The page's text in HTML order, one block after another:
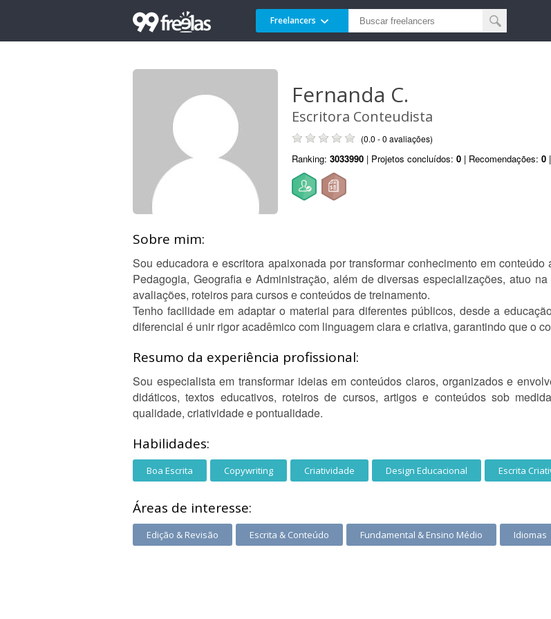
Freelancers
Fernanda C.
Escritora Conteudista
(0.0 - 0 avaliações)
Ranking: 3033990 | Projetos concluídos: 0 | Recomendações: 0
Sobre mim:
Sou educadora e escritora apaixonada por transformar conhecimento em
Pedagogia, Geografia e Administração, além de diversas especializações, atuo
avaliações, roteiros para cursos e conteúdos de treinamento.
Tenho facilidade em adaptar o material para diferentes públicos, desde a
diferencial é unir rigor acadêmico com linguagem clara e criativa, garantindo que o
Resumo da experiência profissional:
Sou especialista em transformar ideias em conteúdos claros, organizados e
didáticos, textos educativos, roteiros de cursos, artigos e conteúdos sob
qualidade, criatividade e pontualidade.
Habilidades:
Boa Escrita Copywriting Criatividade Design Educacional Escrita
Áreas de interesse:
Edição & Revisão Escrita & Conteúdo Fundamental & Ensino Médio Idiomas